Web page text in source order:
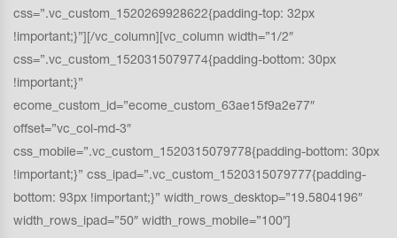
css=”.vc_custom_1520269928622{padding-top: 32px
!important;}”][/vc_column][vc_column width=”1/2″
css=”.vc_custom_1520315079774{padding-bottom: 30px
!important;}”
ecome_custom_id=”ecome_custom_63ae15f9a2e77″
offset=”vc_col-md-3″
css_mobile=”.vc_custom_1520315079778{padding-bottom: 30px
!important;}” css_ipad=”.vc_custom_1520315079777{padding-
bottom: 93px !important;}” width_rows_desktop=”19.5804196″
width_rows_ipad=”50″ width_rows_mobile=”100″]